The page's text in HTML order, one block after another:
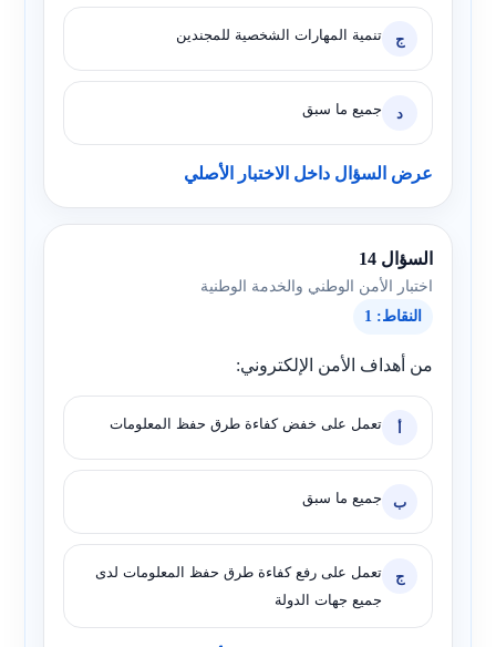
ج تنمية المهارات الشخصية للمجندين
د جميع ما سبق
عرض السؤال داخل الاختبار الأصلي
السؤال 14
اختبار الأمن الوطني والخدمة الوطنية
النقاط: 1
من أهداف الأمن الإلكتروني:
أ تعمل على خفض كفاءة طرق حفظ المعلومات
ب جميع ما سبق
ج
تعمل على رفع كفاءة طرق حفظ المعلومات لدى
جميع جهات الدولة